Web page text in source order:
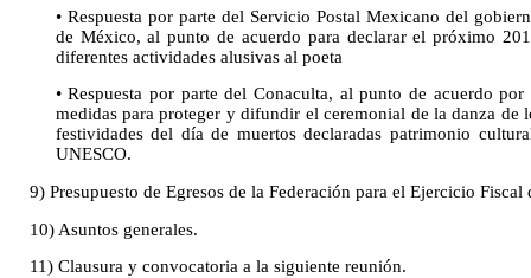
• Respuesta por parte del Servicio Postal Mexicano del
de México, al punto de acuerdo para declarar el próximo
diferentes actividades alusivas al poeta
• Respuesta por parte del Conaculta, al punto de acuerdo
medidas para proteger y difundir el ceremonial de la danza de
festividades del día de muertos declaradas patrimonio
UNESCO.
9) Presupuesto de Egresos de la Federación para el Ejercicio
10) Asuntos generales.
11) Clausura y convocatoria a la siguiente reunión.